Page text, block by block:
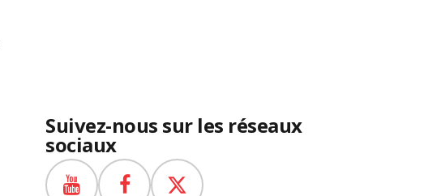
Suivez-nous sur les réseaux
sociaux